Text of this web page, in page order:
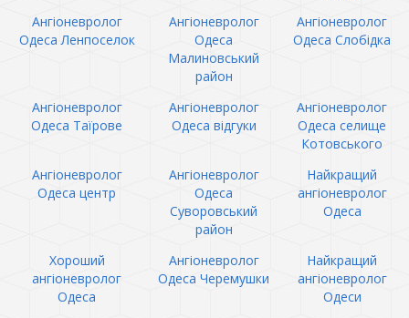
Ангіоневролог
Одеса Ленпоселок
Ангіоневролог
Одеса
Малиновський
район
Ангіоневролог
Одеса Слобідка
Ангіоневролог
Одеса Таїрове
Ангіоневролог
Одеса відгуки
Ангіоневролог
Одеса селище
Котовського
Ангіоневролог
Одеса центр
Ангіоневролог
Одеса
Суворовський
район
Найкращий
ангіоневролог
Одеса
Хороший
ангіоневролог
Одеса
Ангіоневролог
Одеса Черемушки
Найкращий
ангіоневролог
Одеси